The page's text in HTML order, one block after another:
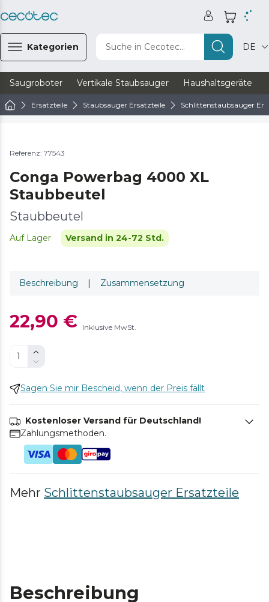
Kategorien Suche in Cecotec... DE
Saugroboter Vertikale Staubsauger Haushaltsgeräte
Ersatzteile Staubsauger Ersatzteile Schlittenstaubsauger
Referenz: 77543
Conga Powerbag 4000 XL
Staubbeutel
Staubbeutel
Auf Lager Versand in 24-72 Std.
Beschreibung | Zusammensetzung
22,90 € Inklusive MwSt.
Sagen Sie mir Bescheid, wenn der Preis fällt
Kostenloser Versand für Deutschland!
Zahlungsmethoden.
Mehr Schlittenstaubsauger Ersatzteile
Beschreibung